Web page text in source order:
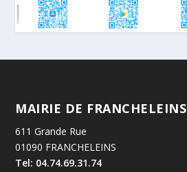
MAIRIE DE FRANCHELEINS
611 Grande Rue
01090 FRANCHELEINS
Tel: 04.74.69.31.74